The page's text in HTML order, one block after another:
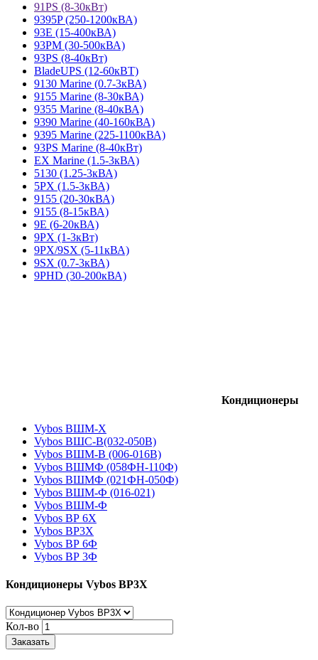
91PS (8-30кВт)
9395P (250-1200кВА)
93E (15-400кВА)
93PM (30-500кВА)
93PS (8-40кВт)
BladeUPS (12-60кВТ)
9130 Marine (0.7-3кВА)
9155 Marine (8-30кВА)
9355 Marine (8-40кВА)
9390 Marine (40-160кВА)
9395 Marine (225-1100кВА)
93PS Marine (8-40кВт)
EX Marine (1.5-3кВА)
5130 (1.25-3кВА)
5PX (1.5-3кВА)
9155 (20-30кВА)
9155 (8-15кВА)
9E (6-20кВА)
9PX (1-3кВт)
9PX/9SX (5-11кВА)
9SX (0.7-3кВА)
9PHD (30-200кВА)
Кондиционеры
Vybos ВШМ-X
Vybos ВШС-В(032-050В)
Vybos ВШМ-В (006-016B)
Vybos ВШМФ (058ФН-110Ф)
Vybos ВШМФ (021ФН-050Ф)
Vybos ВШМ-Ф (016-021)
Vybos ВШМ-Ф
Vybos ВР 6X
Vybos ВР3X
Vybos ВР 6Ф
Vybos ВР 3Ф
Кондиционеры Vybos ВР3X
Кол-во
Заказать